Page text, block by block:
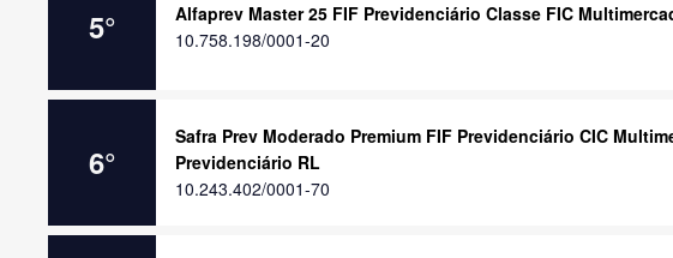
5°
Alfaprev Master 25 FIF Previdenciário Classe FIC
10.758.198/0001-20
6°
Safra Prev Moderado Premium FIF Previdenciário CIC
Previdenciário RL
10.243.402/0001-70